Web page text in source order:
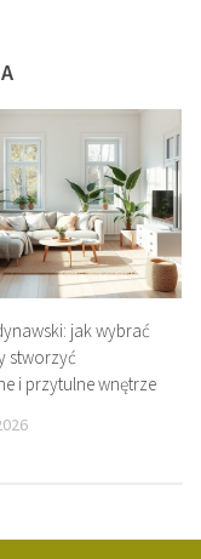
jak wybrać
stworzyć
i przytulne wnętrze